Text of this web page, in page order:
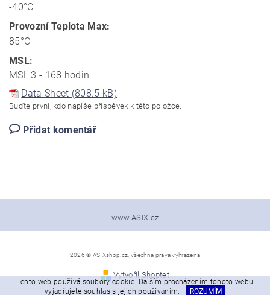
-40°C
Provozní Teplota Max:
85°C
MSL:
MSL 3 - 168 hodin
Data Sheet (808.5 kB)
Buďte první, kdo napíše příspěvek k této položce.
Přidat komentář
www.ASIX.cz
2026 © ASIXshop.cz, všechna práva vyhrazena
Vytvořil Shoptet
Tento web používá soubory cookie. Dalším procházením tohoto webu
vyjadřujete souhlas s jejich používáním.
ROZUMÍM